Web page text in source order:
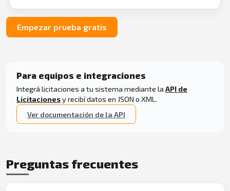
Empezar prueba gratis
Para equipos e integraciones
Integrá licitaciones a tu sistema mediante la API de
Licitacionesy recibí datos en JSON o XML.
Ver documentación de la API
Preguntas frecuentes